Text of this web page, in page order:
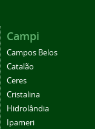
Campi
Campos Belos
Catalão
Ceres
Cristalina
Hidrolândia
Ipameri